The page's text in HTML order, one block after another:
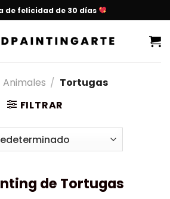
de felicidad de 30 días
Animales / Tortugas
FILTRAR
de Tortugas